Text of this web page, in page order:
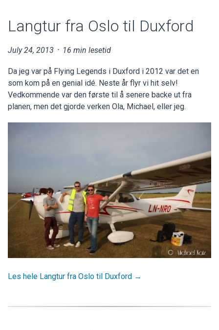
Langtur fra Oslo til Duxford
July 24, 2013 · 16 min lesetid
Da jeg var på Flying Legends i Duxford i 2012 var det en
som kom på en genial idé. Neste år flyr vi hit selv!
Vedkommende var den første til å senere backe ut fra
planen, men det gjorde verken Ola, Michael, eller jeg.
Les hele Langtur fra Oslo til Duxford →